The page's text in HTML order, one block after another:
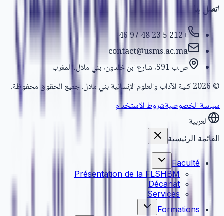
اتصل بنا
+212 5 23 48 97 46
contact@usms.ac.ma
ص.ب 591، شارع ابن خلدون، بني ملال، المغرب
©
2026كلية الآداب والعلوم الإنسانية بني ملال. جميع الحقوق محفوظة.
سياسة الخصوصيةشروط الاستخدام
العربية
القائمة الرئيسية
Faculté
Présentation de la FLSHBM
Décanat
Services
Formations